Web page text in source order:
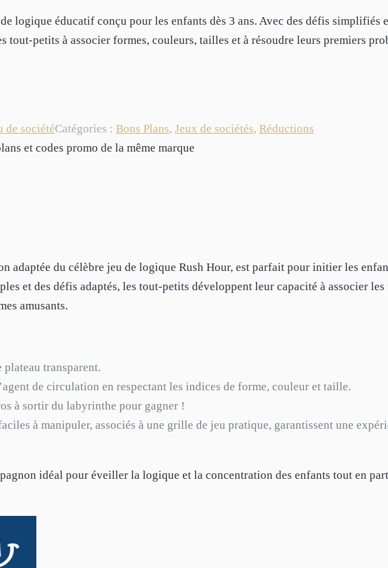
logique éducatif conçu pour les enfants dès 3 ans. Avec des défis simplifiés
tout-petits à associer formes, couleurs, tailles et à résoudre leurs premiers
de sociétéCatégories : Bons Plans, Jeux de sociétés, Réductions
et codes promo de la même marque
adaptée du célèbre jeu de logique Rush Hour, est parfait pour initier les
et des défis adaptés, les tout-petits développent leur capacité à associer
amusants.
transparent.
de circulation en respectant les indices de forme, couleur et taille.
à sortir du labyrinthe pour gagner !
à manipuler, associés à une grille de jeu pratique, garantissent une
idéal pour éveiller la logique et la concentration des enfants tout en